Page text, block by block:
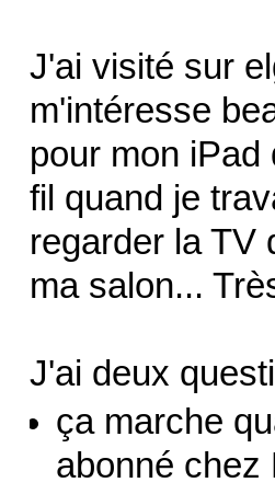
J'ai visité sur
m'intéresse
pour mon
fil quand je
regarder la TV
ma salon...
J'ai deux
ça marche
abonné chez